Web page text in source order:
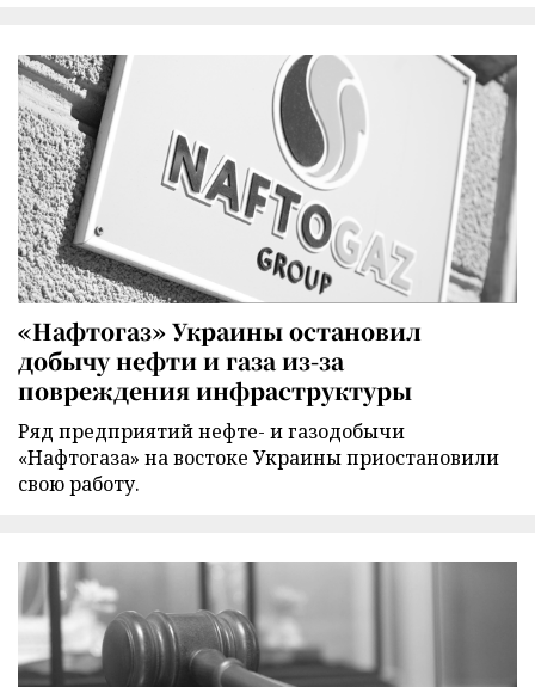
«Нафтогаз» Украины остановил
добычу нефти и газа из-за
повреждения инфраструктуры
Ряд предприятий нефте- и газодобычи
«Нафтогаза» на востоке Украины приостановили
свою работу.